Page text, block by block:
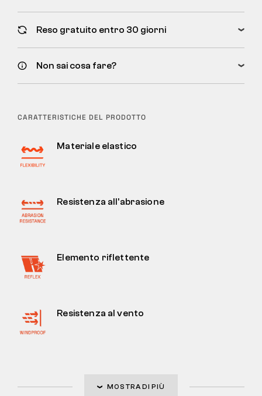
Reso gratuito entro 30 giorni
Non sai cosa fare?
CARATTERISTICHE DEL PRODOTTO
Materiale elastico
Resistenza all'abrasione
Elemento riflettente
Resistenza al vento
MOSTRA DI PIÙ